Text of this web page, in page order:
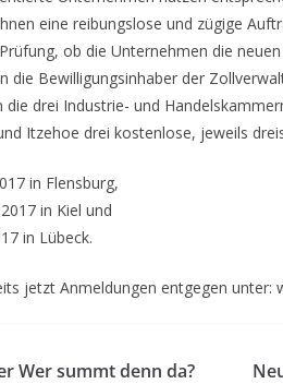
eine reibungslose und zügige
ob die Unternehmen die
die Bewilligungsinhaber der
drei Industrie- und
Itzehoe drei kostenlose, jeweils
in Flensburg,
in Kiel und
in Lübeck.
jetzt Anmeldungen entgegen unter:
Wer summt denn da?